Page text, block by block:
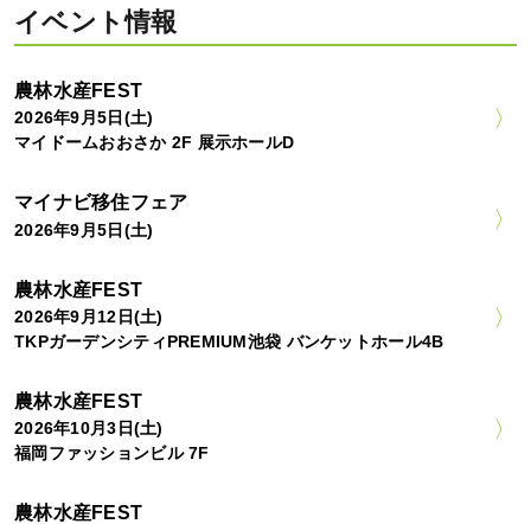
イベント情報
農林水産FEST
2026年9月5日(土)
マイドームおおさか 2F 展示ホールD
マイナビ移住フェア
2026年9月5日(土)
農林水産FEST
2026年9月12日(土)
TKPガーデンシティPREMIUM池袋 バンケットホール4B
農林水産FEST
2026年10月3日(土)
福岡ファッションビル 7F
農林水産FEST